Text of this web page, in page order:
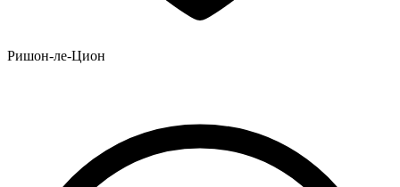
Ришон-ле-Цион